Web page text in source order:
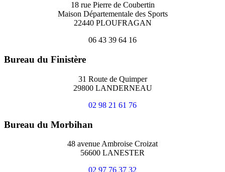
18 rue Pierre de Coubertin
Maison Départementale des Sports
22440 PLOUFRAGAN
06 43 39 64 16
Bureau du Finistère
31 Route de Quimper
29800 LANDERNEAU
02 98 21 61 76
Bureau du Morbihan
48 avenue Ambroise Croizat
56600 LANESTER
02 97 76 37 32